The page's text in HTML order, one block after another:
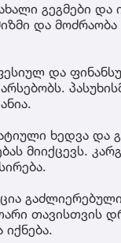
გეგმები და
და მოძრაობა
და
ხედვა და
მიიქცევს.
თავისთვის